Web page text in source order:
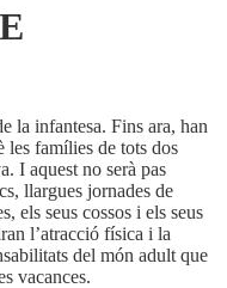
la infantesa. Fins ara, han
les famílies de tots dos
I aquest no serà pas
llargues jornades de
els seus cossos i els seus
l’atracció física i la
del món adult que
vacances.